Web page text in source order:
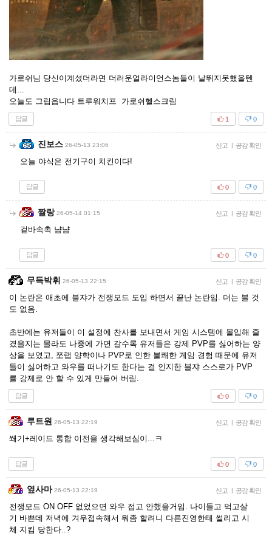
가로쉬님 당신이계셨더라면 더러운얼라이언스놈들이 날뛰지못했을텐
데...
오늘도 그립읍니다 트루워치프 가로쉬헬스크림
답글 0
1
진보스 26-05-13 23:06 신고 | 공감 확인
오늘 야식은 전기구이 치킨이다!
답글 0
0
짤랑 26-05-14 01:15 신고 | 공감 확인
겉바속촉 냠냠
답글 0
0
무득박휘 26-05-13 22:15 신고 | 공감 확인
이 논란은 애초에 블쟈가 전쟁모드 도입 하면서 끝난 논란임. 더는 볼 것
도 없음.
초반에는 유저들이 이 설정에 찬사를 보내면서 게임 시스템에 몰입해 즐
겼을지는 몰라도 나중에 가면 갈수록 유저들은 강제 PVP를 싫어하는 양
상을 보였고, 쪼랩 양학이나 PVP로 인한 불쾌한 게임 경험 때문에 유저
들이 싫어하고 와우를 떠나기도 한다는 걸 인지한 블쟈 스스로가 PVP
를 강제로 안 할 수 있게 만들어 버림.
답글 0
0
루트원 26-05-13 22:19 신고 | 공감 확인
쐐기+레이드 통합 이전을 생각해보심이...ㅋ
답글 0
0
옆사마 26-05-13 22:19 신고 | 공감 확인
전쟁모드 ON OFF 없었으면 와우 접고 안했을거임. 나이들고 먹고살
기 바쁜데 저녁에 겨우접속해서 뭐좀 할려니 다른진영한테 썰리고 시
체 지킴 당한다..?